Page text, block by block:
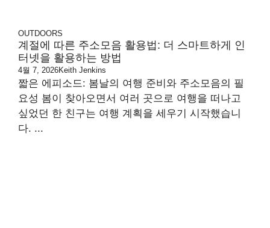
OUTDOORS
계절에 따른 주소모음 활용법: 더 스마트하게 인
터넷을 활용하는 방법
4월 7, 2026Keith Jenkins
짧은 에피소드: 봄날의 여행 준비와 주소모음의 필
요성 봄이 찾아오면서 여러 곳으로 여행을 떠나고
싶었던 한 친구는 여행 계획을 세우기 시작했습니
다. ...